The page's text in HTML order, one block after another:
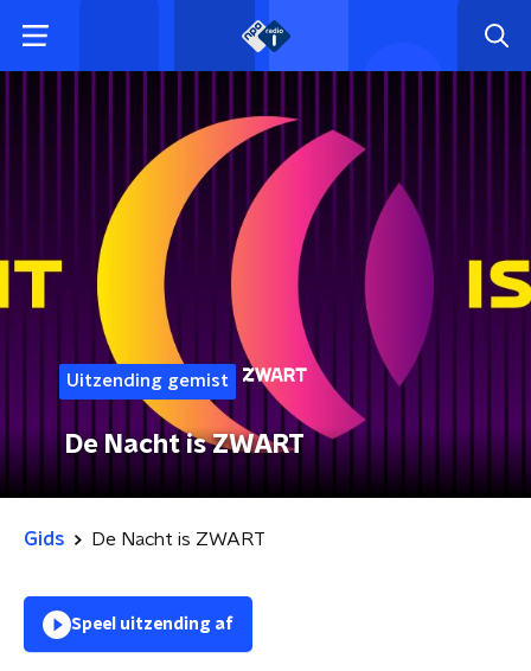
Uitzending gemist
De Nacht is ZWART
Gids De Nacht is ZWART
Speel uitzending af